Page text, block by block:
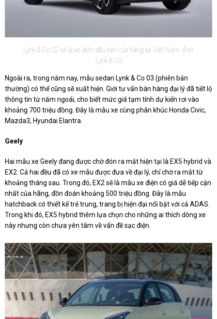
Lynk & Co 02 sẽ là xe điện đầu tiên của hãng tại Việt Nam. Ảnh:
Lynk & Co
Ngoài ra, trong năm nay, mẫu sedan Lynk & Co 03 (phiên bản
thường) có thể cũng sẽ xuất hiện. Giới tư vấn bán hàng đại lý đã tiết lộ
thông tin từ năm ngoái, cho biết mức giá tạm tính dự kiến rơi vào
khoảng 700 triệu đồng. Đây là mẫu xe cùng phân khúc Honda Civic,
Mazda3, Hyundai Elantra.
Geely
Hai mẫu xe Geely đang được chờ đón ra mắt hiện tại là EX5 hybrid và
EX2. Cả hai đều đã có xe mẫu được đưa về đại lý, chỉ chờ ra mắt từ
khoảng tháng sau. Trong đó, EX2 sẽ là mẫu xe điện có giá dễ tiếp cận
nhất của hãng, đồn đoán khoảng 500 triệu đồng. Đây là mẫu
hatchback có thiết kế trẻ trung, trang bị hiện đại nổi bật với cả ADAS.
Trong khi đó, EX5 hybrid thêm lựa chọn cho những ai thích dòng xe
này nhưng còn chưa yên tâm về vấn đề sạc điện.